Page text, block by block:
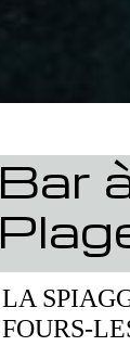
Bar
LA
FOURS-